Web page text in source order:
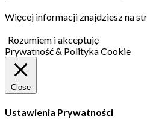
Więcej informacji znajdziesz na
Rozumiem i akceptuję
Prywatność & Polityka Cookie
Close
Ustawienia Prywatności